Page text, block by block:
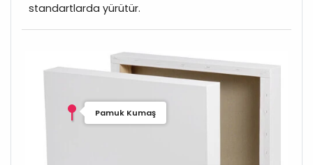
standartlarda yürütür.
Pamuk Kumaş